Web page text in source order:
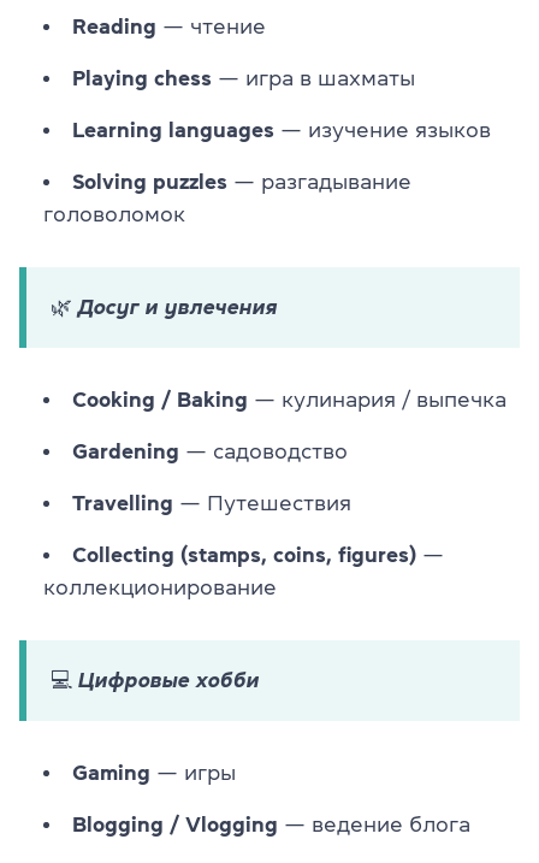
Reading — чтение
Playing chess — игра в шахматы
Learning languages — изучение языков
Solving puzzles — разгадывание
головоломок
🌿 Досуг и увлечения
Cooking / Baking — кулинария / выпечка
Gardening — садоводство
Travelling — Путешествия
Collecting (stamps, coins, figures) —
коллекционирование
💻 Цифровые хобби
Gaming — игры
Blogging / Vlogging — ведение блога